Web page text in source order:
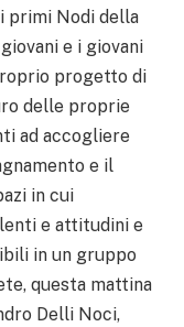
primi Nodi della
e i giovani
progetto di
delle proprie
ad accogliere
e il
in cui
e attitudini e
in un gruppo
questa mattina
Delli Noci,